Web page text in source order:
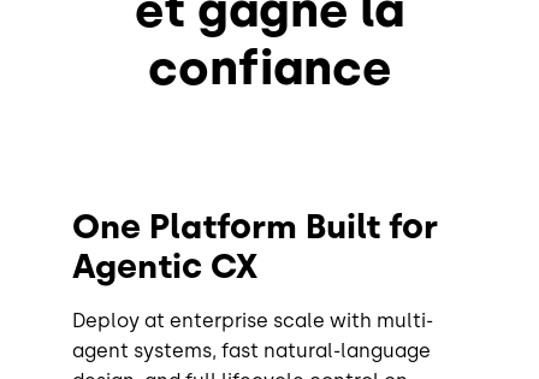
confiance
One Platform Built for
Agentic CX
Deploy at enterprise scale with multi-
agent systems, fast natural-language